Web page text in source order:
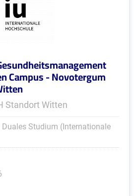
Campus - Novotergum
Standort Witten
Studium (Internationale